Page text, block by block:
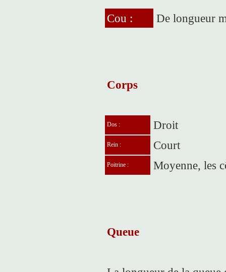
Cou : De longueur
Corps
Dos : Droit
Rein : Court
Poitrine : Moyenne, les
Queue